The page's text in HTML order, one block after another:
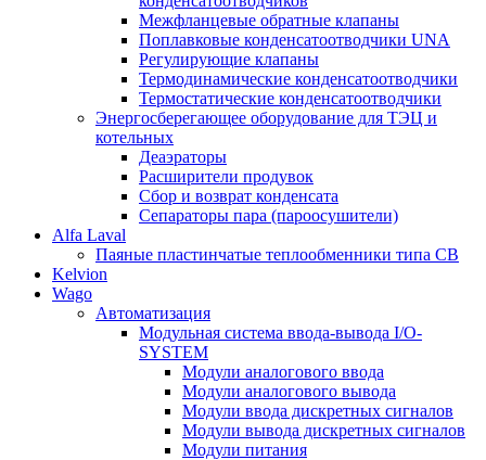
Межфланцевые обратные клапаны
Поплавковые конденсатоотводчики UNA
Регулирующие клапаны
Термодинамические конденсатоотводчики
Термостатические конденсатоотводчики
Энергосберегающее оборудование для ТЭЦ и
котельных
Деаэраторы
Расширители продувок
Сбор и возврат конденсата
Сепараторы пара (пароосушители)
Alfa Laval
Паяные пластинчатые теплообменники типа CB
Kelvion
Wago
Автоматизация
Модульная система ввода-вывода I/O-
SYSTEM
Модули аналогового ввода
Модули аналогового вывода
Модули ввода дискретных сигналов
Модули вывода дискретных сигналов
Модули питания